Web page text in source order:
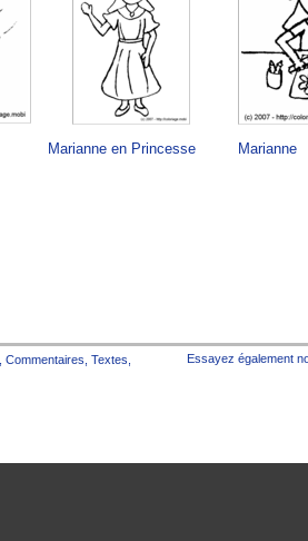
Marianne en Princesse Marianne
Commentaires Textes Essayez également